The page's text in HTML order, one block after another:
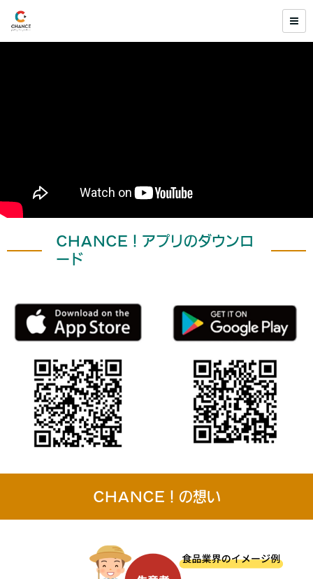
CHANCE！アプリのダウンロ
ード
CHANCE！の想い